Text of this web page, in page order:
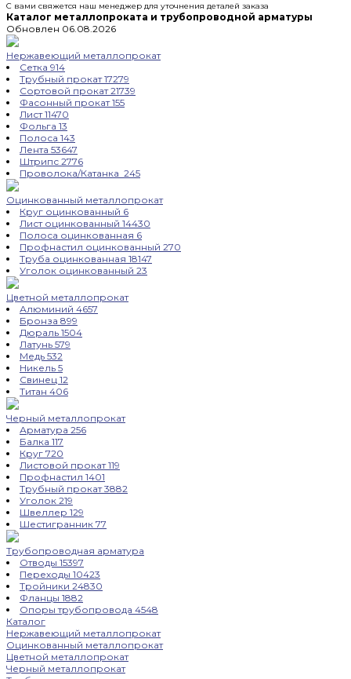
С вами свяжется наш менеджер для уточнения деталей заказа
Каталог металлопроката и трубопроводной арматуры
Обновлен 06.08.2026
Нержавеющий металлопрокат
Сетка 914
Трубный прокат17279
Сортовой прокат21739
Фасонный прокат155
Лист11470
Фольга 13
Полоса 143
Лента 53647
Штрипс 2776
Проволока/Катанка 245
Оцинкованный металлопрокат
Круг оцинкованный 6
Лист оцинкованный 14430
Полоса оцинкованная 6
Профнастил оцинкованный 270
Труба оцинкованная 18147
Уголок оцинкованный 23
Цветной металлопрокат
Алюминий 4657
Бронза 899
Дюраль 1504
Латунь 579
Медь 532
Никель 5
Свинец 12
Титан 406
Черный металлопрокат
Арматура 256
Балка 117
Круг 720
Листовой прокат119
Профнастил 1401
Трубный прокат3882
Уголок 219
Швеллер 129
Шестигранник 77
Трубопроводная арматура
Отводы 15397
Переходы 10423
Тройники 24830
Фланцы 1882
Опоры трубопровода 4548
Каталог
Нержавеющий металлопрокат
Оцинкованный металлопрокат
Цветной металлопрокат
Черный металлопрокат